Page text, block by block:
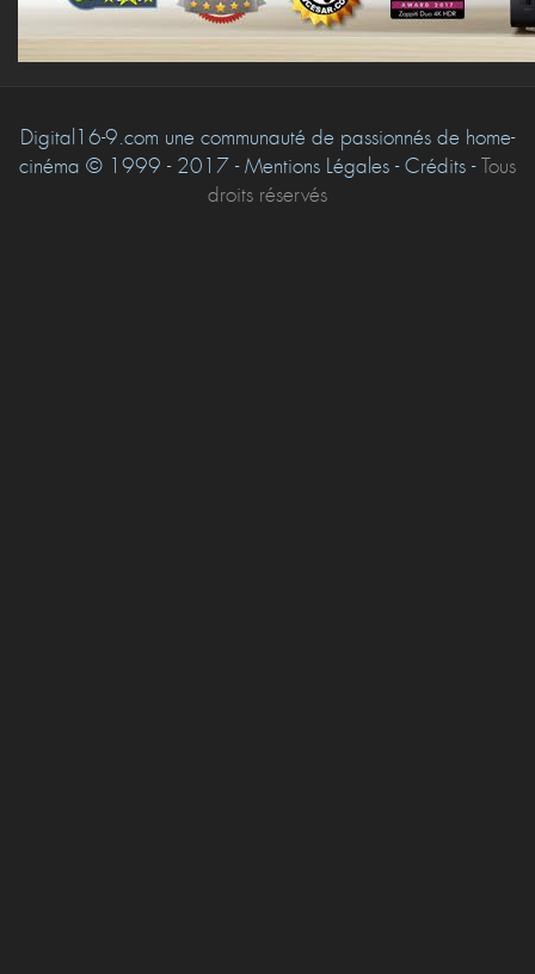
Digital16-9.com une communauté de passionnés de home-
cinéma © 1999 - 2017 - Mentions Légales - Crédits -Tous
droits réservés